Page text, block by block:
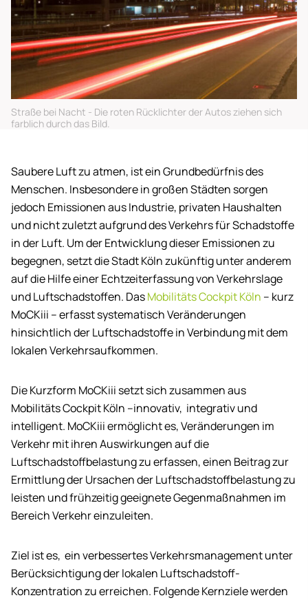
Straße bei Nacht - Die roten Rücklichter der Autos ziehen sich
farblich durch das Bild.
Saubere Luft zu atmen, ist ein Grundbedürfnis des
Menschen. Insbesondere in großen Städten sorgen
jedoch Emissionen aus Industrie, privaten Haushalten
und nicht zuletzt aufgrund des Verkehrs für Schadstoffe
in der Luft. Um der Entwicklung dieser Emissionen zu
begegnen, setzt die Stadt Köln zukünftig unter anderem
auf die Hilfe einer Echtzeiterfassung von Verkehrslage
und Luftschadstoffen. DasMobilitäts Cockpit Köln – kurz
MoCKiii – erfasst systematisch Veränderungen
hinsichtlich der Luftschadstoffe in Verbindung mit dem
lokalen Verkehrsaufkommen.
Die Kurzform MoCKiii setzt sich zusammen aus
Mobilitäts Cockpit Köln –innovativ, integrativ und
intelligent. MoCKiii ermöglicht es, Veränderungen im
Verkehr mit ihren Auswirkungen auf die
Luftschadstoffbelastung zu erfassen, einen Beitrag zur
Ermittlung der Ursachen der Luftschadstoffbelastung zu
leisten und frühzeitig geeignete Gegenmaßnahmen im
Bereich Verkehr einzuleiten.
Ziel ist es, ein verbessertes Verkehrsmanagement unter
Berücksichtigung der lokalen Luftschadstoff-
Konzentration zu erreichen. Folgende Kernziele werden